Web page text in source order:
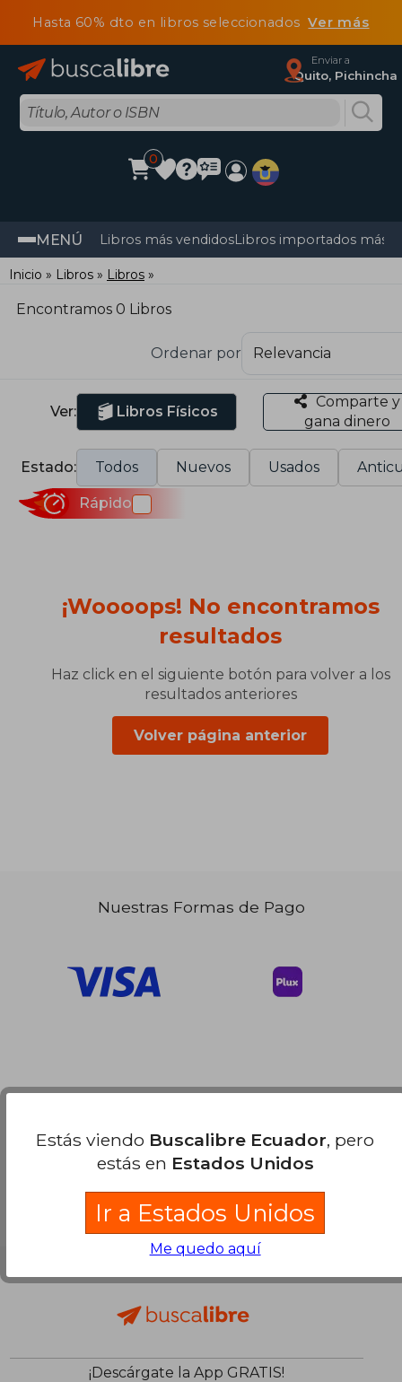
Hasta 60% dto en libros seleccionadosVer más
Enviar a
Quito, Pichincha
0
MENÚ Libros más vendidosLibros importados más
Inicio Libros Libros
Encontramos 0 Libros
Ordenar por
Ver: Libros Físicos
Comparte y
gana dinero
Estado: Todos Nuevos Usados
Rápido
¡Woooops! No encontramos
resultados
Haz click en el siguiente botón para volver a los
resultados anteriores
Volver página anterior
Nuestras Formas de Pago
¡Descárgate la App GRATIS!
Estás viendo Buscalibre Ecuador, pero
estás en Estados Unidos
Ir a Estados Unidos
Me quedo aquí